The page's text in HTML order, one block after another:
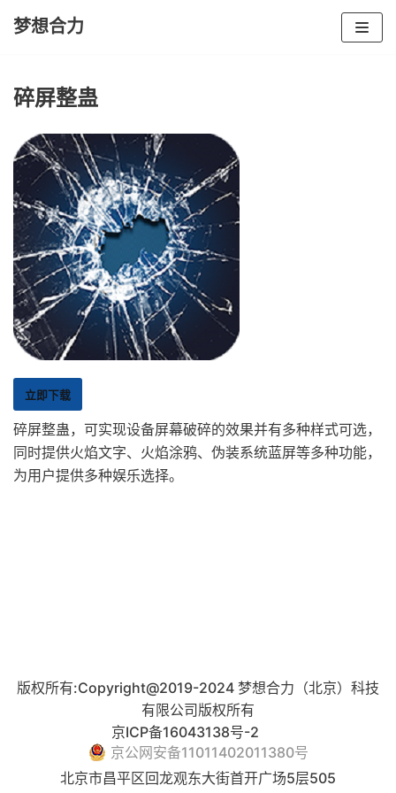
content
梦想合力
碎屏整蛊
立即下载
碎屏整蛊，可实现设备屏幕破碎的效果并有多种样式可选，
同时提供火焰文字、火焰涂鸦、伪装系统蓝屏等多种功能，
为用户提供多种娱乐选择。
版权所有:Copyright@2019-2024 梦想合力（北京）科技
有限公司版权所有
京ICP备16043138号-2
京公网安备11011402011380号
北京市昌平区回龙观东大街首开广场5层505